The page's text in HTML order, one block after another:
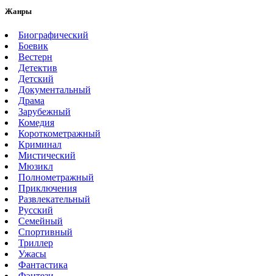
Жанры
Биографический
Боевик
Вестерн
Детектив
Детский
Документальный
Драма
Зарубежный
Комедия
Короткометражный
Криминал
Мистический
Мюзикл
Полнометражный
Приключения
Развлекательный
Русский
Семейный
Спортивный
Триллер
Ужасы
Фантастика